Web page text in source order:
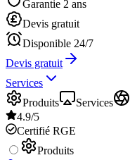
Garantie 2 ans
Devis gratuit
Disponible 24/7
Devis gratuit
Services
Produits
Services
4.9/5
Certifié RGE
Produits